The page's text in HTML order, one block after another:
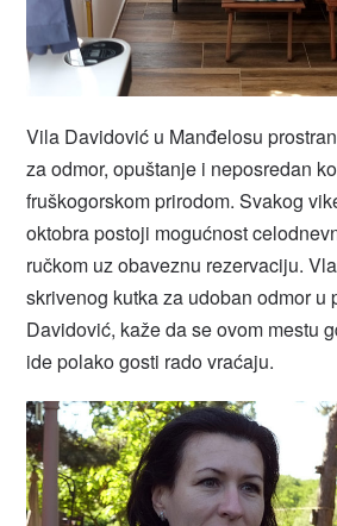
Vila Davidović u Manđelosu
za odmor, opuštanje i neposredan
fruškogorskom prirodom. Svakog
oktobra postoji mogućnost
ručkom uz obaveznu rezervaciju.
skrivenog kutka za udoban odmor u
Davidović, kaže da se ovom mestu
ide polako gosti rado vraćaju.